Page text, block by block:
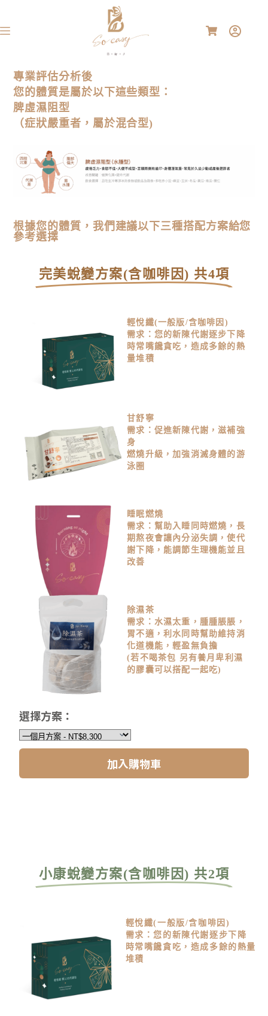
專業評估分析後
您的體質是屬於以下這些類型：
脾虛濕阻型
（症狀嚴重者，屬於混合型)
根據您的體質，我們建議以下三種搭配方案給您
參考選擇
完美蛻變方案(含咖啡因) 共4項
輕悅纖(一般版/含咖啡因)
需求：您的新陳代謝逐步下降
時常嘴饞貪吃，造成多餘的熱
量堆積
甘舒寧
需求：促進新陳代謝，滋補強
身
燃燒升級，加強消滅身體的游
泳圈
睡眠燃燒
需求：幫助入睡同時燃燒，長
期熬夜會讓內分泌失調，使代
謝下降，能調節生理機能並且
改善
除濕茶
需求：水濕太重，腫腫脹脹，
胃不適，利水同時幫助維持消
化道機能，輕盈無負擔
(若不喝茶包 另有養月卑利濕
的膠囊可以搭配一起吃)
選擇方案：
加入購物車
小康蛻變方案(含咖啡因) 共2項
輕悅纖(一般版/含咖啡因)
需求：您的新陳代謝逐步下降
時常嘴饞貪吃，造成多餘的熱量
堆積